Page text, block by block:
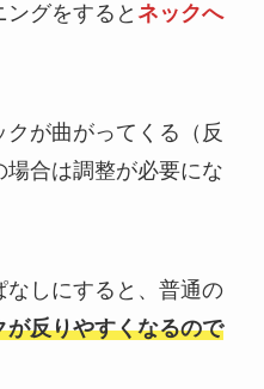
グをすると ネックへ
が曲がってくる（反
合は調整が必要にな
しにすると、普通の
が反りやすくなるので